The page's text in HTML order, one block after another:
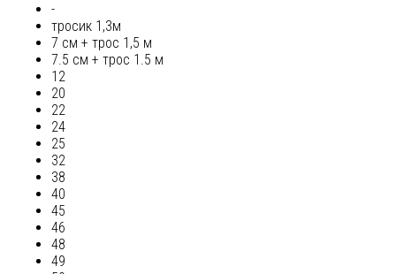
-
тросик 1,3м
7 см + трос 1,5 м
7.5 см + трос 1.5 м
12
20
22
24
25
32
38
40
45
46
48
49